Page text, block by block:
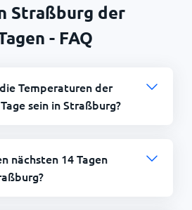
Straßburg der
- FAQ
Temperaturen der
sein in Straßburg?
nächsten 14 Tagen